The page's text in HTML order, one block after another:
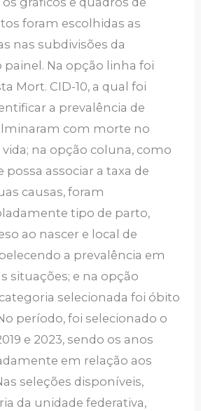
foram escolhidas as
nas subdivisões da
Na opção linha foi
Mort. CID-10, a qual foi
a prevalência de
com morte no
na opção coluna, como
possa associar a taxa de
causas, foram
tipo de parto,
ao nascer e local de
a prevalência em
situações; e na opção
selecionada foi óbito
período, foi selecionado o
e 2023, sendo os anos
em relação aos
seleções disponíveis,
da unidade federativa,